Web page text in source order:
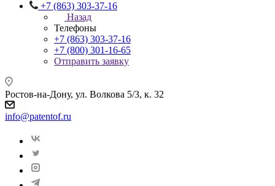
+7 (863) 303-37-16
Назад
Телефоны
+7 (863) 303-37-16
+7 (800) 301-16-65
Отправить заявку
Ростов-на-Дону, ул. Волкова 5/3, к. 32
info@patentof.ru